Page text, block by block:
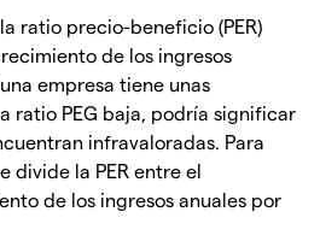
ratio precio-beneficio (PER)
de los ingresos
empresa tiene unas
ratio PEG baja, podría significar
infravaloradas. Para
divide la PER entre el
de los ingresos anuales por